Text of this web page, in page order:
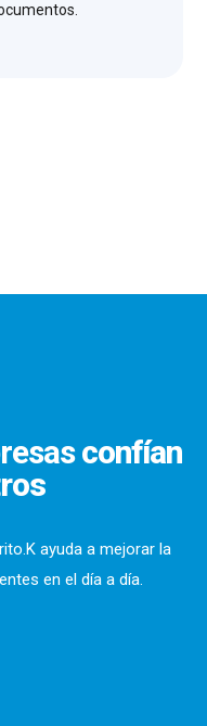
confían
ayuda a mejorar la
en el día a día.